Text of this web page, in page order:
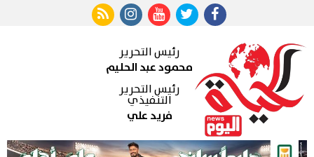
رئيس التحرير
محمود عبد الحليم
رئيس التحرير
التنفيذي
فريد علي